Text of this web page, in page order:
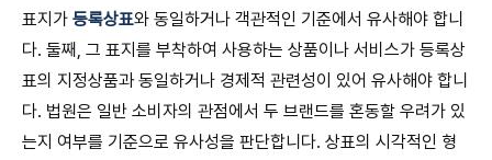
표지가 등록상표와 동일하거나 객관적인 기준에서 유사해야 합니
다. 둘째, 그 표지를 부착하여 사용하는 상품이나 서비스가 등록상
표의 지정상품과 동일하거나 경제적 관련성이 있어 유사해야 합니
다. 법원은 일반 소비자의 관점에서 두 브랜드를 혼동할 우려가 있
는지 여부를 기준으로 유사성을 판단합니다. 상표의 시각적인 형